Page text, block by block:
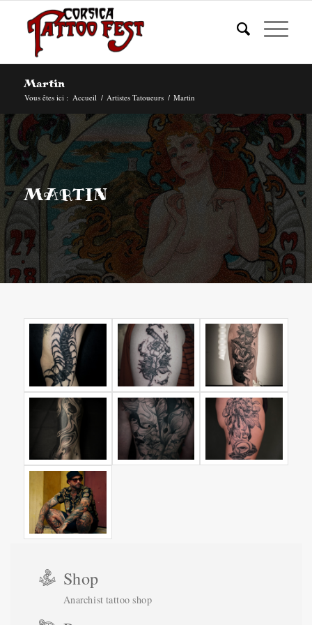
Martin
Vous êtes ici : Accueil / Artistes Tatoueurs / Martin
MARTIN
Shop
Anarchist tattoo shop